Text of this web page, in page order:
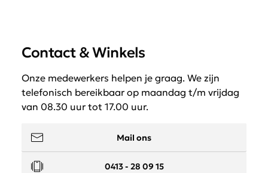
Contact & Winkels
Onze medewerkers helpen je graag. We zijn
telefonisch bereikbaar op maandag t/m vrijdag
van 08.30 uur tot 17.00 uur.
Mail ons
0413 - 28 09 15